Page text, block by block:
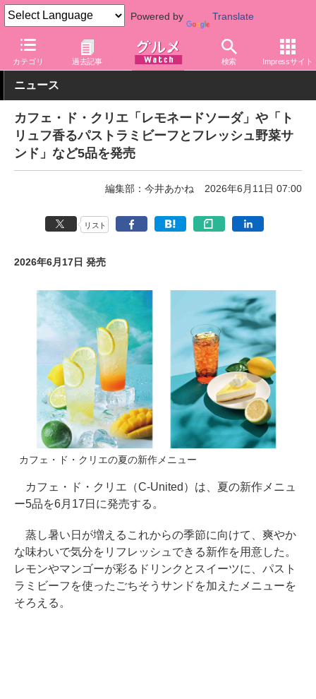
Powered by Translate
カテゴリ 過去記事 検索 Impressサイト
グルメ Watch 店舗 カフェ
ニュース
カフェ・ド・クリエ「レモネードソーダ」や「ト
リュフ香るパストラミビーフとフレッシュ野菜サ
ンド」など5品を発売
編集部：今井あかね 2026年6月11日 07:00
リスト
2026年6月17日 発売
カフェ・ド・クリエの夏の新作メニュー
カフェ・ド・クリエ（C-United）は、夏の新作メニュ
ー5品を6月17日に発売する。
蒸し暑い日が増えるこれからの季節に向けて、爽やか
な味わいで気分をリフレッシュできる新作を用意した。
レモンやマンゴーが彩るドリンクとスイーツに、パスト
ラミビーフを使ったごちそうサンドを加えたメニューを
そろえる。